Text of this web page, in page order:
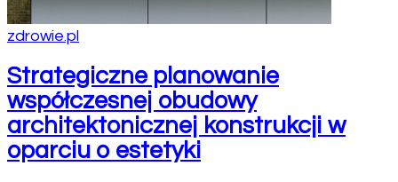
zdrowie.pl
Strategiczne planowanie
współczesnej obudowy
architektonicznej konstrukcji w
oparciu o estetyki